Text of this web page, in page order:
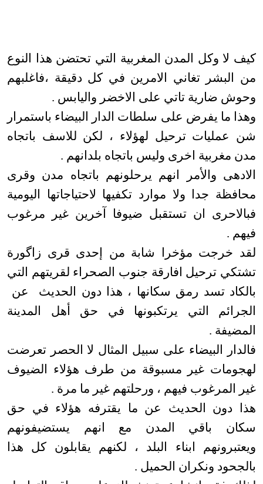
كيف لا وكل المدن المغربية التي تحتضن هذا النوع
من البشر تغاني الامرين في كل دقيقة ،فاغلبهم
وحوش ضارية تاتي على الاخضر واليابس .
وهذا ما يفرض على سلطات الدار البيضاء باستمرار
شن عمليات ترحيل لهؤلاء ، لكن للاسف باتجاه
مدن مغربية اخرى وليس باتجاه بلدانهم .
الادهى والأمر انهم يرحلونهم باتجاه مدن وقرى
محافظة جدا ولا موارد تكفيها لاحتياجاتها اليومية
فبالاحرى ان تستقبل ضيوفا آخرين غير مرغوب
فيهم .
لقد خرجت مؤخرا شابة من إحدى قرى زاگورة
تشتكي ترحيل افارقة جنوب الصحراء لقريتهم التي
بالكاد تسد رمق سكانها ، هذا دون الحديث عن
الجرائم التي يرتكبونها في حق أهل المدينة
المضيفة .
فالدار البيضاء على سبيل المثال لا الحصر تعرضت
لهجومات غير مسبوقة من طرف هؤلاء الضيوف
غير المرغوب فيهم ، ورحلتهم غير ما مرة .
هذا دون الحديث عن ما يقترفه هؤلاء في حق
سكان باقي المدن مع انهم يستضيفونهم
ويعتبرونهم ابناء البلد ، لكنهم يقابلون كل هذا
بالجحود ونكران الحميل .